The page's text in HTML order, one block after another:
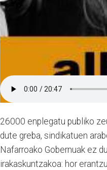
26000 enplegatu publiko
dute greba, sindikatuen
Nafarroako Gobernuak ez
irakaskuntzakoa: hor